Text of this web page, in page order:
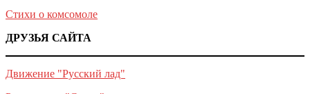
Стихи о комсомоле
ДРУЗЬЯ САЙТА
Движение "Русский лад"